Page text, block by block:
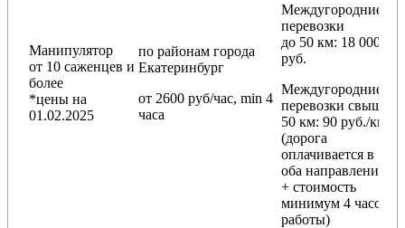
Манипулятор
от 10 саженцев и
более
*цены на
01.02.2025
по районам города
Екатеринбург
от 2600 руб/час, min 4
часа
Междугородние
перевозки
до 50 км: 18 000
руб.
Междугородние
перевозки свыше
50 км: 90 руб./км
(дорога
оплачивается в
оба направления
+ стоимость
минимум 4 часов
работы)